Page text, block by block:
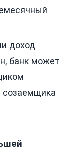
доход
банк может
созаемщика